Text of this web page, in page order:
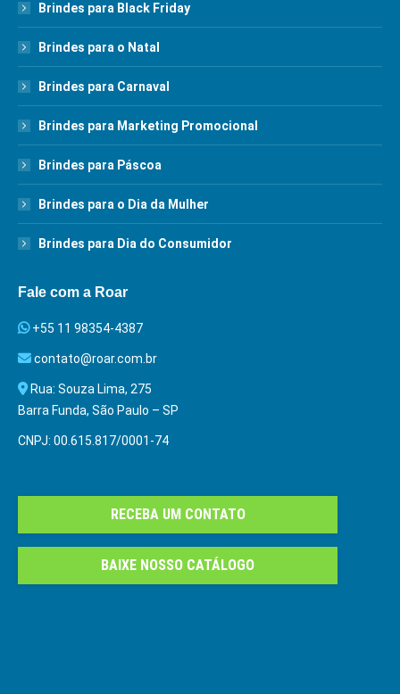
Brindes para Black Friday
Brindes para o Natal
Brindes para Carnaval
Brindes para Marketing Promocional
Brindes para Páscoa
Brindes para o Dia da Mulher
Brindes para Dia do Consumidor
Fale com a Roar
+55 11 98354-4387
contato@roar.com.br
Rua: Souza Lima, 275
Barra Funda, São Paulo – SP
CNPJ: 00.615.817/0001-74
RECEBA UM CONTATO
BAIXE NOSSO CATÁLOGO